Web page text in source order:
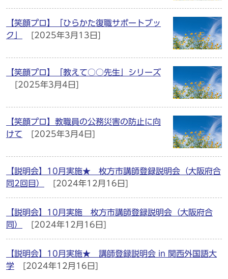
【笑顔プロ】「ひらかた復職サポートブッ
ク」
[2025年3月13日]
【笑顔プロ】「教えて○○先生」シリーズ
[2025年3月4日]
【笑顔プロ】教職員の公務災害の防止に向
けて
[2025年3月4日]
【説明会】10月実施★ 枚方市講師登録説明会（大阪府合
同2回目）
[2024年12月16日]
【説明会】10月実施 枚方市講師登録説明会（大阪府合
同）
[2024年12月16日]
【説明会】10月実施★ 講師登録説明会 in 関西外国語大
学
[2024年12月16日]